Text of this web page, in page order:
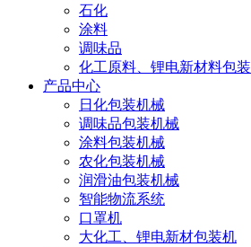
石化
涂料
调味品
化工原料、锂电新材料包装
产品中心
日化包装机械
调味品包装机械
涂料包装机械
农化包装机械
润滑油包装机械
智能物流系统
口罩机
大化工、锂电新材包装机